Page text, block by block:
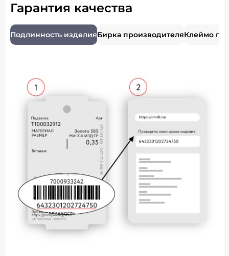
Гарантия качества
Подлинность изделияБирка производителяКлеймо